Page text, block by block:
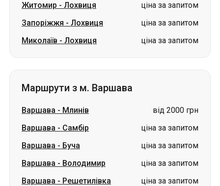
Житомир - Лохвиця
ціна за запитом
Запоріжжя - Лохвиця
ціна за запитом
Миколаїв - Лохвиця ціна за запитом
Маршрути з м. Варшава
Варшава - Млинів
від 2000 грн
Варшава - Самбір
ціна за запитом
Варшава - Буча
ціна за запитом
Варшава - Володимир
ціна за запитом
Варшава - Решетилівка
ціна за запитом